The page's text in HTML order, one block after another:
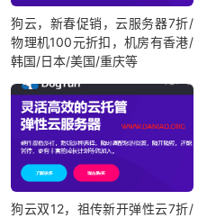
狗云，新春促销，云服务器7折/
物理机100元折扣，机房有香港/
韩国/日本/美国/重庆等
狗云双12，祖传新开弹性云7折/